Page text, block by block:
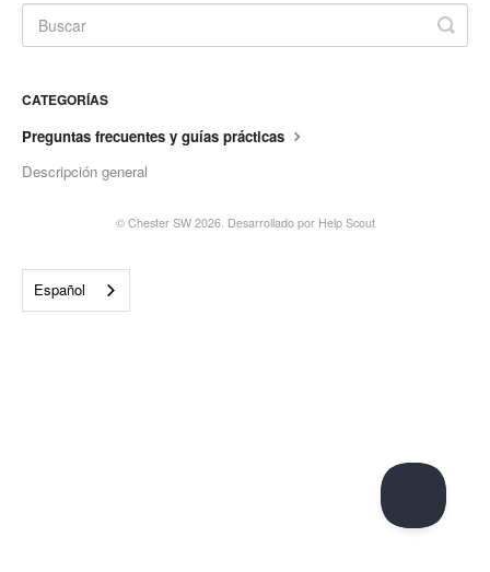
CATEGORÍAS
Preguntas frecuentes y guías prácticas
Descripción general
© Chester SW 2026. Desarrollado por Help Scout
Español